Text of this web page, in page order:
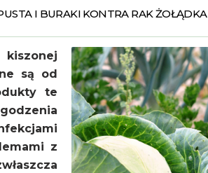
I BURAKI KONTRA RAK ŻOŁĄDKA
są od
te
z